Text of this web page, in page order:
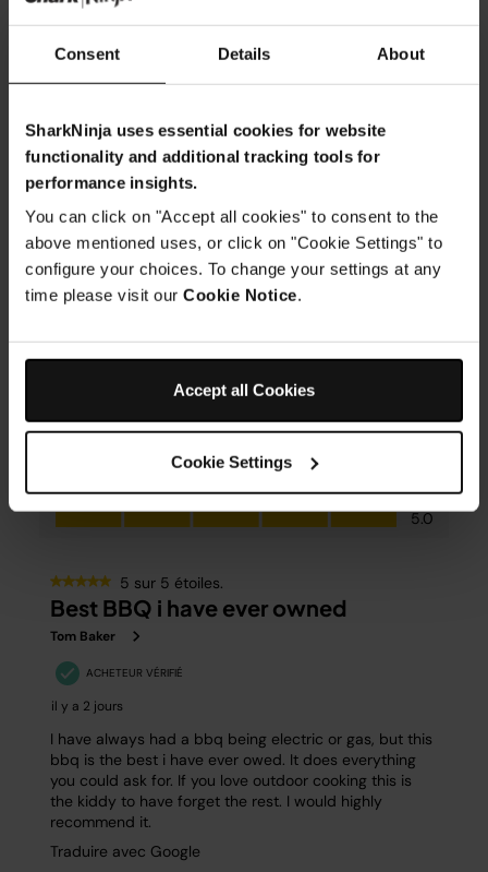
Consent Details About
SharkNinja uses essential cookies for website
functionality and additional tracking tools for
performance insights.
You can click on "Accept all cookies" to consent to the
above mentioned uses, or click on "Cookie Settings" to
configure your choices. To change your settings at any
time please visit our Cookie Notice.
Accept all Cookies
Cookie Settings